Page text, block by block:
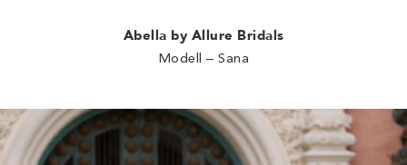
Abella by Allure Bridals
Modell – Sana